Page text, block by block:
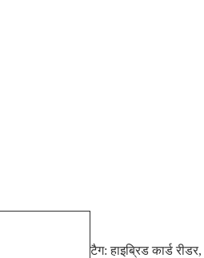
टैग:हाइब्रिड कार्ड रीडर,